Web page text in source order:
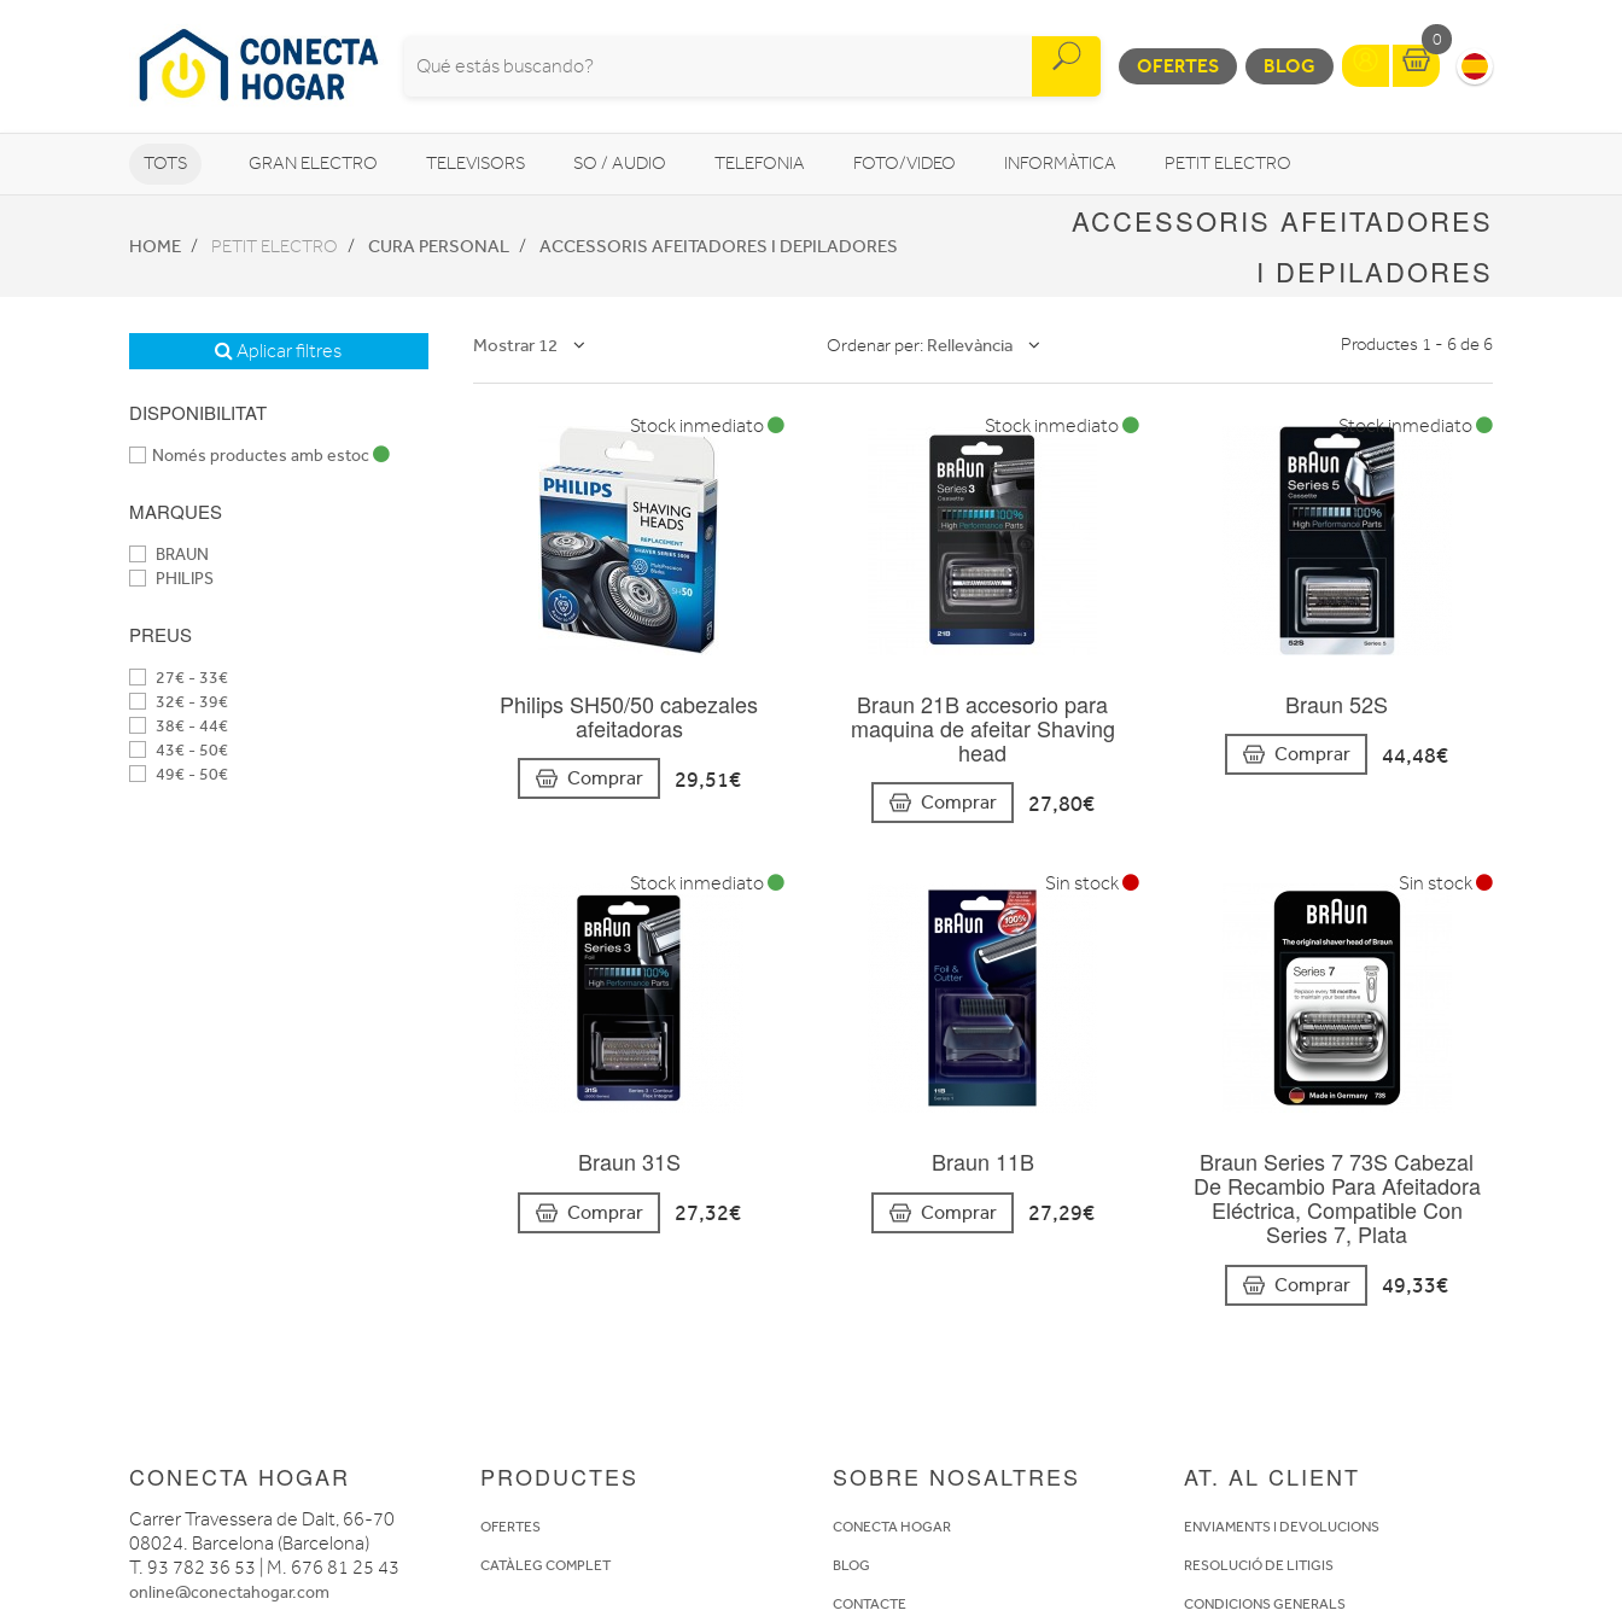
OFERTES BLOG
0
TOTS GRAN ELECTRO TELEVISORS SO / AUDIO TELEFONIA FOTO/VIDEO INFORMÀTICA PETIT ELECTRO
OTROS
HOME PETIT ELECTRO CURA PERSONAL ACCESSORIS AFEITADORES I DEPILADORES
ACCESSORIS AFEITADORES
I DEPILADORES
Aplicar filtres
DISPONIBILITAT
Només productes amb estoc
MARQUES
BRAUN
PHILIPS
PREUS
27€ - 33€
32€ - 39€
38€ - 44€
43€ - 50€
49€ - 50€
Mostrar 12 Ordenar per: Rellevància Productes 1 - 6 de 6
Philips SH50/50 cabezales
afeitadoras
Comprar 29,51€
Stock inmediato
Braun 21B accesorio para
maquina de afeitar Shaving
head
Comprar 27,80€
Stock inmediato
Braun 52S
Comprar 44,48€
Stock inmediato
Braun 31S
Comprar 27,32€
Stock inmediato
Braun 11B
Comprar 27,29€
Sin stock
Braun Series 7 73S Cabezal
De Recambio Para Afeitadora
Eléctrica, Compatible Con
Series 7, Plata
Comprar 49,33€
Sin stock
CONECTA HOGAR
Carrer Travessera de Dalt, 66-70
08024. Barcelona (Barcelona)
T. 93 782 36 53 | M. 676 81 25 43
online@conectahogar.com
PRODUCTES
OFERTES
CATÀLEG COMPLET
SOBRE NOSALTRES
CONECTA HOGAR
BLOG
CONTACTE
AT. AL CLIENT
ENVIAMENTS I DEVOLUCIONS
RESOLUCIÓ DE LITIGIS
CONDICIONS GENERALS